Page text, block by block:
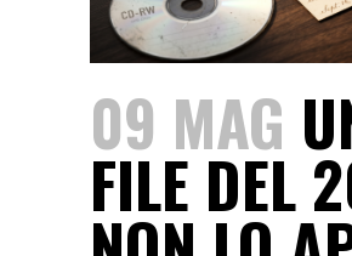
09 MAG
FILE DEL